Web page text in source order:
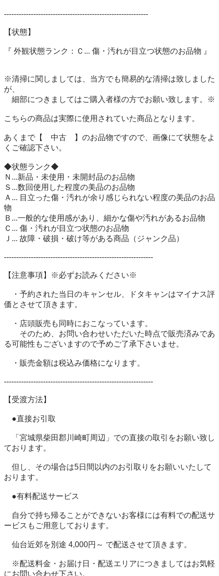
-----------------------------------------------------------
【状態】
『 外観状態ランク：Ｃ... 傷・汚れが目立つ状態のお品物 』
※清掃に関しましては、当方でも簡易的な清掃は致しました
が、
細部につきましてはご購入者様の方でお願い致します。※
こちらの商品は実際に使用されていた商品となります。
あくまで【　中古　】のお品物ですので、画像にて状態をよ
くご確認下さい。
◆状態ランク◆
Ｎ...新品・未使用・未開封品のお品物
Ｓ...数回使用した程度の美品のお品物
Ａ... 目立った傷・汚れが余り感じられない程度の美品のお品
物
Ｂ...一般的な使用感があり、細かな傷や汚れがあるお品物
Ｃ... 傷・汚れが目立つ状態のお品物
Ｊ... 故障・破損・破け等がある商品（ジャンク品）
-------------------------------------------------------------
【注意事項】※必ずお読みください※
・予約された当日のキャンセル、ドタキャンはマイナス評
価とさせて頂きます。
・店頭販売も同時におこなっています。
そのため、お問い合わせいただいた時点で販売済みであ
る可能性もございますので予めご了承下さいませ。
・販売金額は税込み価格になります。
-------------------------------------------------------------
【受渡方法】
●直接お引取
「宮城県柴田郡川崎町周辺」での直接の取引をお願い致し
ております。
但し、その場合は5日間以内のお引取りをお願いいたして
おります。
●有料配送サービス
自分で持ち帰ることができないお客様には有料での配送サ
ービスもご用意しております。
仙台近郊を別途 4,000円～ で配送させて頂きます。
※配送料金・お届け日・配送エリアにつきましてはお気軽
にお問い合わせ下さい。